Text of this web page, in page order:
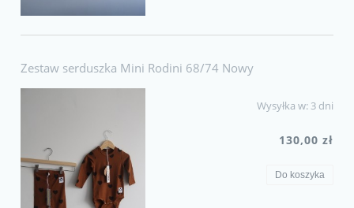
Zestaw serduszka Mini Rodini 68/74 Nowy
Wysyłka w: 3 dni
130,00 zł
Do koszyka